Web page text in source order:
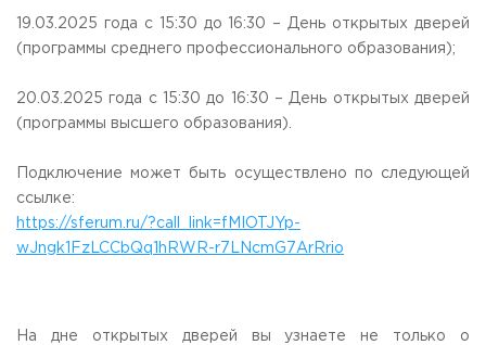
Федеральный ресурсный центр
Федеральное учебно-методическое объединение в
системе ВО
system of secondary vocational education
Labor union committee
Moscow region, 141221
TELEPHONES:
+7 (495) 940 83 58
E-MAIL
WORKING HOURS
Mo-th: from 09:00 to 18:00;
Fr: from 09:00 to 16:45;
19.03.2025 года с 15:30 до 16:30 – День открытых дверей
(программы среднего профессионального образования);
20.03.2025 года с 15:30 до 16:30 – День открытых дверей
(программы высшего образования).
Подключение может быть осуществлено по следующей
ссылке:
https://sferum.ru/?call_link=fMIOTJYp-
wJngk1FzLCCbQq1hRWR-r7LNcmG7ArRrio
На дне открытых дверей вы узнаете не только о